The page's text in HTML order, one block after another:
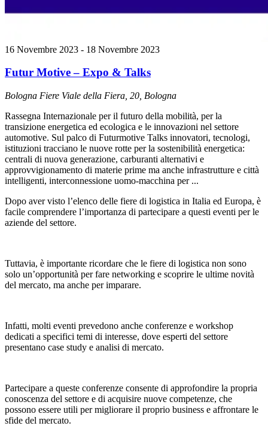
16 Novembre 2023 - 18 Novembre 2023
Futur Motive – Expo & Talks
Bologna Fiere Viale della Fiera, 20, Bologna
Rassegna Internazionale per il futuro della mobilità, per la
transizione energetica ed ecologica e le innovazioni nel settore
automotive. Sul palco di Futurmotive Talks innovatori, tecnologi,
istituzioni tracciano le nuove rotte per la sostenibilità energetica:
centrali di nuova generazione, carburanti alternativi e
approvvigionamento di materie prime ma anche infrastrutture e città
intelligenti, interconnessione uomo-macchina per ...
Dopo aver visto l’elenco delle fiere di logistica in Italia ed Europa, è
facile comprendere l’importanza di partecipare a questi eventi per le
aziende del settore.
Tuttavia, è importante ricordare che le fiere di logistica non sono
solo un’opportunità per fare networking e scoprire le ultime novità
del mercato, ma anche per imparare.
Infatti, molti eventi prevedono anche conferenze e workshop
dedicati a specifici temi di interesse, dove esperti del settore
presentano case study e analisi di mercato.
Partecipare a queste conferenze consente di approfondire la propria
conoscenza del settore e di acquisire nuove competenze, che
possono essere utili per migliorare il proprio business e affrontare le
sfide del mercato.